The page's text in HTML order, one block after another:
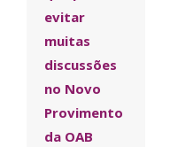
evitar
muitas
discussões
no Novo
Provimento
da OAB